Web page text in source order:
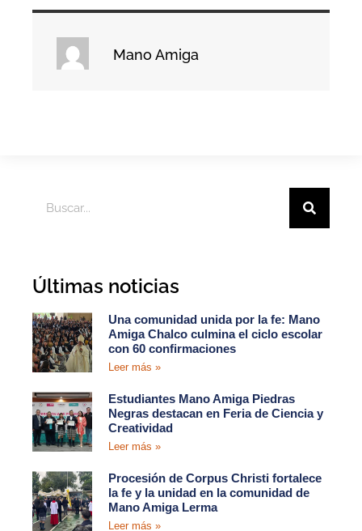
Mano Amiga
Últimas noticias
Una comunidad unida por la fe: Mano
Amiga Chalco culmina el ciclo escolar
con 60 confirmaciones
Leer más »
Estudiantes Mano Amiga Piedras
Negras destacan en Feria de Ciencia y
Creatividad
Leer más »
Procesión de Corpus Christi fortalece
la fe y la unidad en la comunidad de
Mano Amiga Lerma
Leer más »